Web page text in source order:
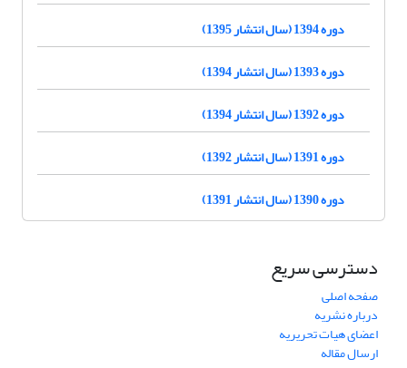
دوره 1394 (سال انتشار 1395)
دوره 1393 (سال انتشار 1394)
دوره 1392 (سال انتشار 1394)
دوره 1391 (سال انتشار 1392)
دوره 1390 (سال انتشار 1391)
دسترسی سریع
صفحه اصلی
درباره نشریه
اعضای هیات تحریریه
ارسال مقاله